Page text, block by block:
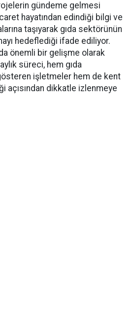
gündeme gelmesi
hayatından edindiği bilgi ve
taşıyarak gıda sektörünün
hedeflediği ifade ediliyor.
önemli bir gelişme olarak
süreci, hem gıda
işletmeler hem de kent
açısından dikkatle izlenmeye